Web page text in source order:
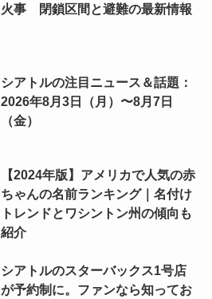
火事 閉鎖区間と避難の最新情報
シアトルの注目ニュース＆話題：
2026年8月3日（月）〜8月7日
（金）
【2024年版】アメリカで人気の赤
ちゃんの名前ランキング｜名付け
トレンドとワシントン州の傾向も
紹介
シアトルのスターバックス1号店
が予約制に。ファンなら知ってお